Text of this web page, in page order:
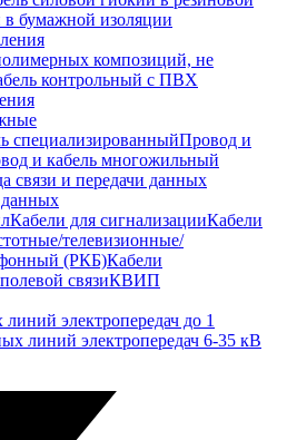
в бумажной изоляции
композиций, не
контрольный с ПВХ
специализированныйПровод и
и кабель многожильный
связи и передачи данных
данных
Кабели для сигнализацииКабели
телевизионные/
(РКБ)Кабели
связиКВИП
электропередач до 1
линий электропередач 6-35 кВ